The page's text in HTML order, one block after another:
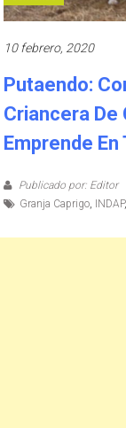
10 febrero, 2020
Putaendo:
Criancera De
Emprende En
Publicado por: Editor
Granja Caprigo INDAP,